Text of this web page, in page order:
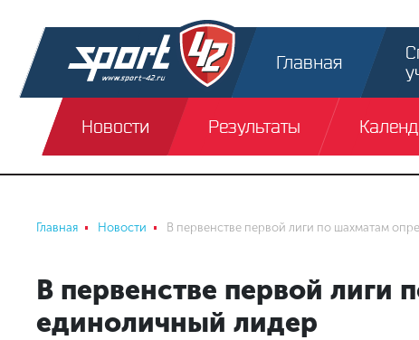
Главная
Новости Результаты
Главная Новости В первенстве первой лиги по шахматам
В первенстве первой лиги
единоличный лидер